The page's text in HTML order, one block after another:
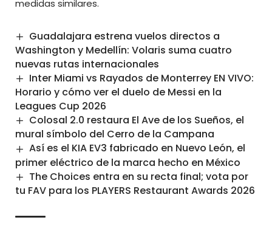
medidas similares.
Guadalajara estrena vuelos directos a
Washington y Medellín: Volaris suma cuatro
nuevas rutas internacionales
Inter Miami vs Rayados de Monterrey EN VIVO:
Horario y cómo ver el duelo de Messi en la
Leagues Cup 2026
Colosal 2.0 restaura El Ave de los Sueños, el
mural símbolo del Cerro de la Campana
Así es el KIA EV3 fabricado en Nuevo León, el
primer eléctrico de la marca hecho en México
The Choices entra en su recta final; vota por
tu FAV para los PLAYERS Restaurant Awards 2026